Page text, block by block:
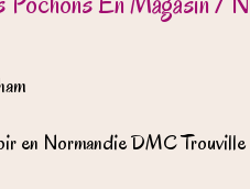
en Normandie DMC